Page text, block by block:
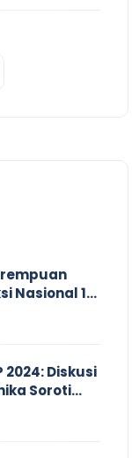
Nasional 16
dan Bebas
2024: Diskusi
Soroti
bagi